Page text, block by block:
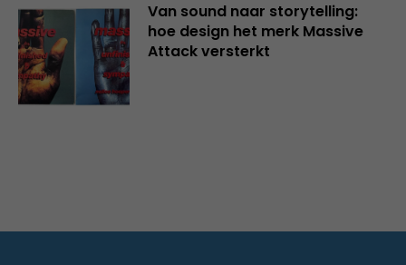
Van sound naar storytelling:
hoe design het merk Massive
Attack versterkt